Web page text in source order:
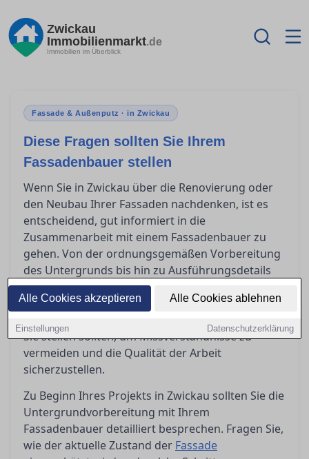
Alle Cookies akzeptieren Alle Cookies ablehnen
Einstellungen Datenschutzerklärung
Zwickau
Immobilienmarkt.de
Immobilien im Überblick
Fassade & Außenputz · in Zwickau
Diese Fragen sollten Sie Ihrem
Fassadenbauer stellen
Wenn Sie in Zwickau über die Renovierung oder
den Neubau Ihrer Fassaden nachdenken, ist es
entscheidend, gut informiert in die
Zusammenarbeit mit einem Fassadenbauer zu
gehen. Von der ordnungsgemäßen Vorbereitung
des Untergrunds bis hin zu Ausführungsdetails
und Fragen der Gewährleistung gibt es viele
Aspekte, die geklärt werden müssen. In diesem
Sie stellen sollten, um Missverständnisse zu
vermeiden und die Qualität der Arbeit
sicherzustellen.
Zu Beginn Ihres Projekts in Zwickau sollten Sie die
Untergrundvorbereitung mit Ihrem
Fassadenbauer detailliert besprechen. Fragen Sie,
wie der aktuelle Zustand der Fassade